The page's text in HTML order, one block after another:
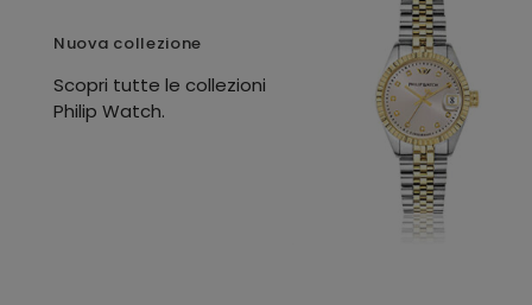
Nuova collezione
Scopri tutte le collezioni
Philip Watch.